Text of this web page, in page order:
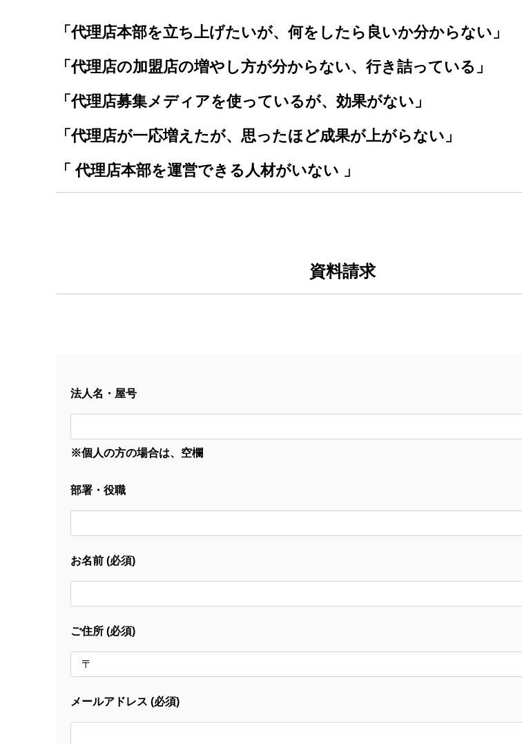
「代理店本部を立ち上げたいが、何をしたら良いか分からない」
「代理店の加盟店の増やし方が分からない、行き詰っている」
「代理店募集メディアを使っているが、効果がない」
「代理店が一応増えたが、思ったほど成果が上がらない」
「 代理店本部を運営できる人材がいない 」
資料請求
法人名・屋号
※個人の方の場合は、空欄
部署・役職
お名前 (必須)
ご住所 (必須)
メールアドレス (必須)